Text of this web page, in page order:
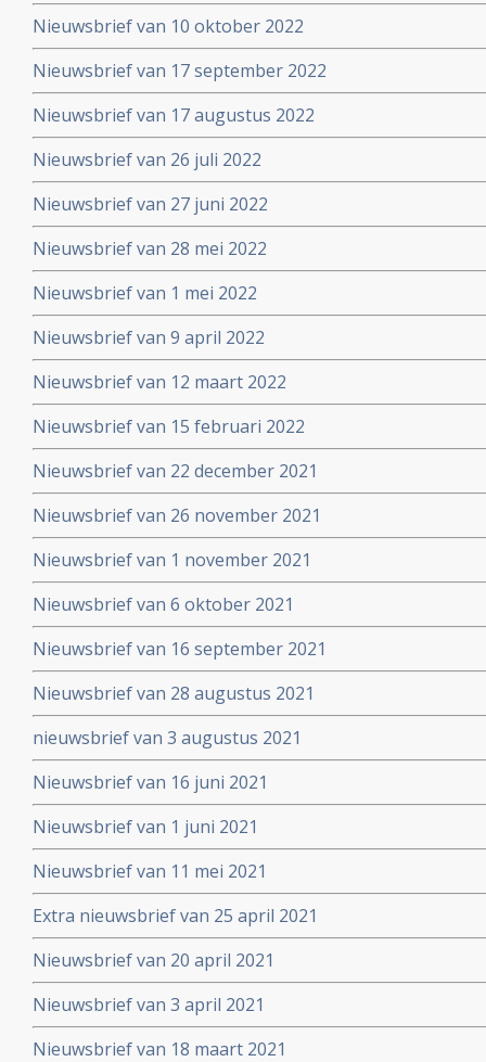
Nieuwsbrief van 10 oktober 2022
Nieuwsbrief van 17 september 2022
Nieuwsbrief van 17 augustus 2022
Nieuwsbrief van 26 juli 2022
Nieuwsbrief van 27 juni 2022
Nieuwsbrief van 28 mei 2022
Nieuwsbrief van 1 mei 2022
Nieuwsbrief van 9 april 2022
Nieuwsbrief van 12 maart 2022
Nieuwsbrief van 15 februari 2022
Nieuwsbrief van 22 december 2021
Nieuwsbrief van 26 november 2021
Nieuwsbrief van 1 november 2021
Nieuwsbrief van 6 oktober 2021
Nieuwsbrief van 16 september 2021
Nieuwsbrief van 28 augustus 2021
nieuwsbrief van 3 augustus 2021
Nieuwsbrief van 16 juni 2021
Nieuwsbrief van 1 juni 2021
Nieuwsbrief van 11 mei 2021
Extra nieuwsbrief van 25 april 2021
Nieuwsbrief van 20 april 2021
Nieuwsbrief van 3 april 2021
Nieuwsbrief van 18 maart 2021